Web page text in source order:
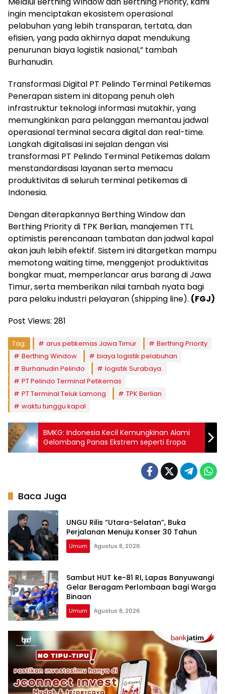
ingin menciptakan ekosistem operasional
pelabuhan yang lebih transparan, tertata, dan
efisien, yang pada akhirnya dapat mendukung
penurunan biaya logistik nasional,” tambah
Burhanudin.
Transformasi Digital PT Pelindo Terminal Petikemas
Penerapan sistem ini ditopang penuh oleh
infrastruktur teknologi informasi mutakhir, yang
memungkinkan para pelanggan memantau jadwal
operasional terminal secara digital dan real-time.
Langkah digitalisasi ini sejalan dengan visi
transformasi PT Pelindo Terminal Petikemas dalam
menstandardisasi layanan serta memacu
produktivitas di seluruh terminal petikemas di
Indonesia.
Dengan diterapkannya Berthing Window dan
Berthing Priority di TPK Berlian, manajemen TTL
optimistis perencanaan tambatan dan jadwal kapal
akan jauh lebih efektif. Sistem ini ditargetkan mampu
memotong waiting time, menggenjot produktivitas
bongkar muat, memperlancar arus barang di Jawa
Timur, serta memberikan nilai tambah nyata bagi
para pelaku industri pelayaran (shipping line). (FGJ)
Post Views: 281
Tag: arus petikemas Jawa Timur
Berthing Priority
Berthing Window
biaya logistik pelabuhan
Burhanudin Pelindo
logistik Surabaya.
PT Pelindo Terminal Petikemas
PT Terminal Teluk Lamong
TPK Berlian
waktu tunggu kapal
BMKG: Indonesia Kecil Kemungkinan Alami
Gelombang Panas Ekstrem seperti Eropa
Baca Juga
UNGU Rilis “Utara-Selatan”, Buka
Perjalanan Menuju Konser 30 Tahun
Umum Agustus 8, 2026
Sambut HUT ke-81 RI, Lapas Banyuwangi
Gelar Beragam Perlombaan bagi Warga
Binaan
Umum Agustus 8, 2026